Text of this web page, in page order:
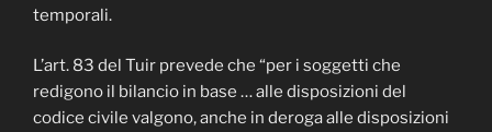
temporali.
L’art. 83 del Tuir prevede che “per i soggetti che
redigono il bilancio in base … alle disposizioni del
codice civile valgono, anche in deroga alle disposizioni